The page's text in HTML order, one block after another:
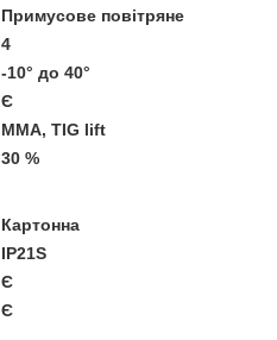
Примусове повітряне
4
-10° до 40°
Є
MMA, TIG lift
30 %
Картонна
IP21S
Є
Є